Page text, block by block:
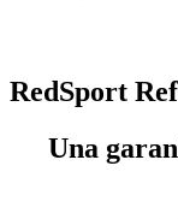
RedSport
Una